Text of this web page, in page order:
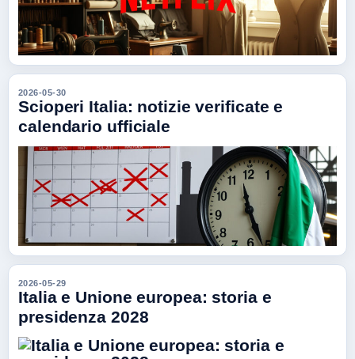
2026-05-30
Scioperi Italia: notizie verificate e
calendario ufficiale
2026-05-29
Italia e Unione europea: storia e
presidenza 2028